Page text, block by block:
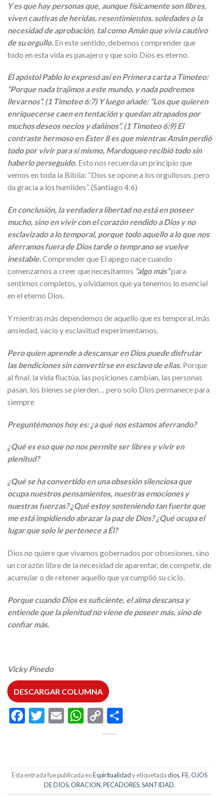
Y es que hay personas que, aunque físicamente son libres,
viven cautivas de heridas, resentimientos, soledades o la
necesidad de aprobación, tal como Amán que vivía cautivo
de su orgullo. En este sentido, debemos comprender que
todo en esta vida es pasajero y que solo Dios es eterno.
El apóstol Pablo lo expresó así en Primera carta a Timoteo:
“Porque nada trajimos a este mundo, y nada podremos
llevarnos”. (1 Timoteo 6:7) Y luego añade: “Los que quieren
enriquecerse caen en tentación y quedan atrapados por
muchos deseos necios y dañinos”. (1 Timoteo 6:9) El
contraste hermoso en Ester 8 es que mientras Amán perdió
todo por vivir para sí mismo, Mardoqueo recibió todo sin
haberlo perseguido. Esto nos recuerda un principio que
vemos en toda la Biblia: “Dios se opone a los orgullosos, pero
da gracia a los humildes”. (Santiago 4:6)
En conclusión, la verdadera libertad no está en poseer
mucho, sino en vivir con el corazón rendido a Dios y no
esclavizado a lo temporal, porque todo aquello a lo que nos
aferramos fuera de Dios tarde o temprano se vuelve
inestable.Comprender que El apego nace cuando
comenzamos a creer que necesitamos “algo más”para
sentirnos completos, y olvidamos que ya tenemos lo esencial
en el eterno Dios.
Y mientras más dependemos de aquello que es temporal, más
ansiedad, vacío y esclavitud experimentamos.
Pero quien aprende a descansar en Dios puede disfrutar
las bendiciones sin convertirse en esclavo de ellas. Porque
al final, la vida fluctúa, las posiciones cambian, las personas
pasan, los bienes se pierden… pero solo Dios permanece para
siempre
Preguntémonos hoy es: ¿a qué nos estamos aferrando?
¿Qué es eso que no nos permite ser libres y vivir en
plenitud?
¿Qué se ha convertido en una obsesión silenciosa que
ocupa nuestros pensamientos, nuestras emociones y
nuestras fuerzas? ¿Qué estoy sosteniendo tan fuerte que
me está impidiendo abrazar la paz de Dios? ¿Qué ocupa el
lugar que solo le pertenece a Él?
Dios no quiere que vivamos gobernados por obsesiones, sino
un corazón libre de la necesidad de aparentar, de competir, de
acumular o de retener aquello que ya cumplió su ciclo.
Porque cuando Dios es suficiente, el alma descansa y
entiende que la plenitud no viene de poseer más, sino de
confiar más.
Vicky Pinedo
DESCARGAR COLUMNA
Facebook
Twitter
EmailWhatsApp
Copy
Link
Esta entrada fue publicada enEspiritualidady etiquetadadios,FE,OJOS
DE DIOS,ORACION,PECADORES,SANTIDAD.